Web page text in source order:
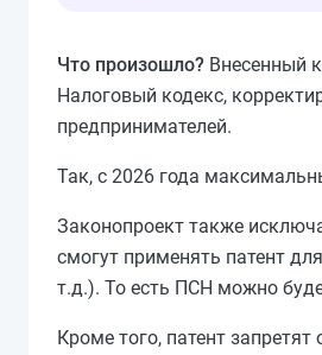
Что произошло? Внесенный
Налоговый кодекс,
предпринимателей.
Так, с 2026 года
Законопроект также
смогут применять патент
т.д.). То есть ПСН можно
Кроме того, патент